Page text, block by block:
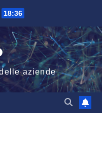
18:36
aziende